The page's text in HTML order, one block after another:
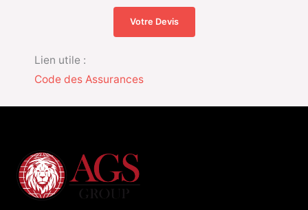
Votre Devis
Lien utile :
Code des Assurances